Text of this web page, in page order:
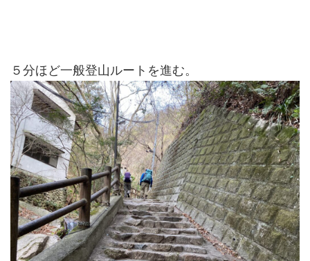
５分ほど一般登山ルートを進む。